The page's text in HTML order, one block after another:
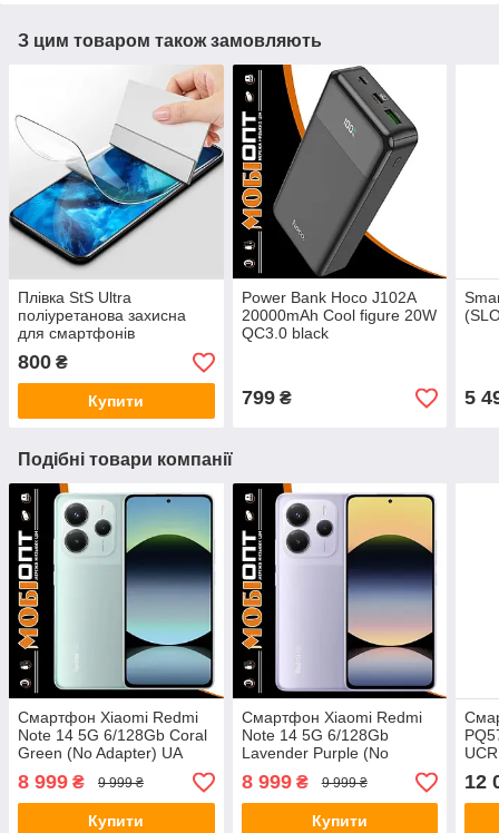
З цим товаром також замовляють
Плівка StS Ultra
поліуретанова захисна
для смартфонів
800 ₴
Купити
Power Bank Hoco J102A
20000mAh Cool figure 20W
QC3.0 black
799₴ 5
Подібні товари компанії
Смартфон Xiaomi Redmi
Note 14 5G 6/128Gb Coral
Green (No Adapter) UA
8 999 ₴ 9 999 ₴
Купити
Смартфон Xiaomi Redmi
Note 14 5G 6/128Gb
Lavender Purple (No
8 999₴ 9 999 ₴
Купити
12